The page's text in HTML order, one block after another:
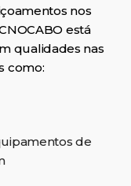
nos
está
qualidades nas
como:
de